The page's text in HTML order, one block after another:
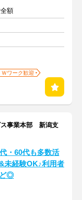
額
Ｗワーク歓迎
ス事業本部 新潟支
・60代も多数活
未経験OK♪利用者
ど◎